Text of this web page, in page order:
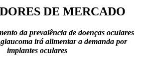
DE MERCADO
da prevalência de doenças oculares
irá alimentar a demanda por
implantes oculares